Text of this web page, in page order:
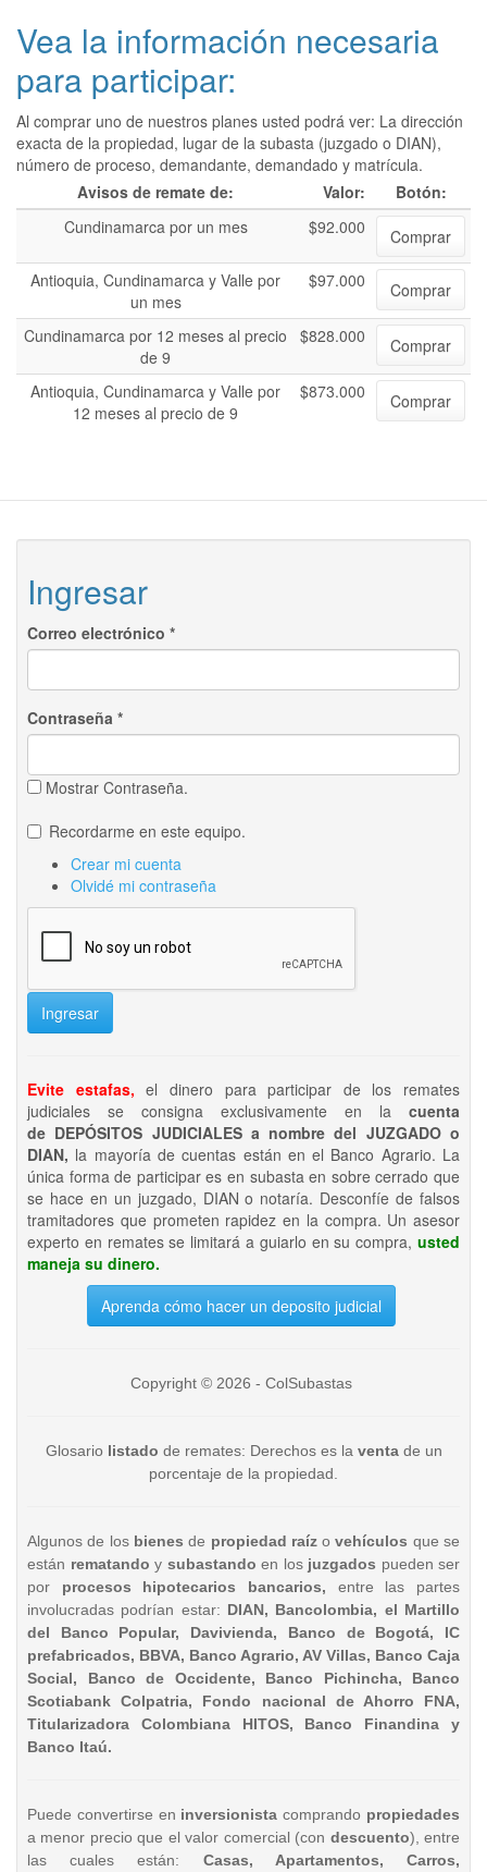
Vea la información necesaria
para participar:
Al comprar uno de nuestros planes usted podrá ver: La dirección
exacta de la propiedad, lugar de la subasta (juzgado o DIAN),
número de proceso, demandante, demandado y matrícula.
Avisos de remate de:
Valor:
Botón:
Cundinamarca por un mes
$92.000
Comprar
Antioquia, Cundinamarca y Valle por
un mes
$97.000 Comprar
Cundinamarca por 12 meses al precio
de 9
$828.000 Comprar
Antioquia, Cundinamarca y Valle por
12 meses al precio de 9
$873.000 Comprar
Ingresar
Correo electrónico *
Contraseña *
Mostrar Contraseña.
Recordarme en este equipo.
Crear mi cuenta
Olvidé mi contraseña
Ingresar
Evite estafas, el dinero para participar de los remates
judiciales se consigna exclusivamente en la cuenta
de DEPÓSITOS JUDICIALES a nombre del JUZGADO o
DIAN, la mayoría de cuentas están en el Banco Agrario. La
única forma de participar es en subasta en sobre cerrado que
se hace en un juzgado, DIAN o notaría. Desconfíe de falsos
tramitadores que prometen rapidez en la compra. Un asesor
experto en remates se limitará a guiarlo en su compra, usted
maneja su dinero.
Aprenda cómo hacer un deposito judicial
Copyright © 2026 - ColSubastas
Glosario listado de remates: Derechos es la ventade un
porcentaje de la propiedad.
Algunos de los bienesde propiedad raízo vehículos que se
están rematando y subastando en los juzgados pueden ser
por procesos hipotecarios bancarios, entre las partes
involucradas podrían estar: DIAN, Bancolombia, el Martillo
del Banco Popular, Davivienda, Banco de Bogotá, IC
prefabricados, BBVA, Banco Agrario, AV Villas, Banco Caja
Social, Banco de Occidente, Banco Pichincha, Banco
Scotiabank Colpatria, Fondo nacional de Ahorro FNA,
Titularizadora Colombiana HITOS, Banco Finandina y
Banco Itaú.
Puede convertirse en inversionista comprando propiedades
a menor precio que el valor comercial (con descuento), entre
las cuales están: Casas, Apartamentos, Carros,